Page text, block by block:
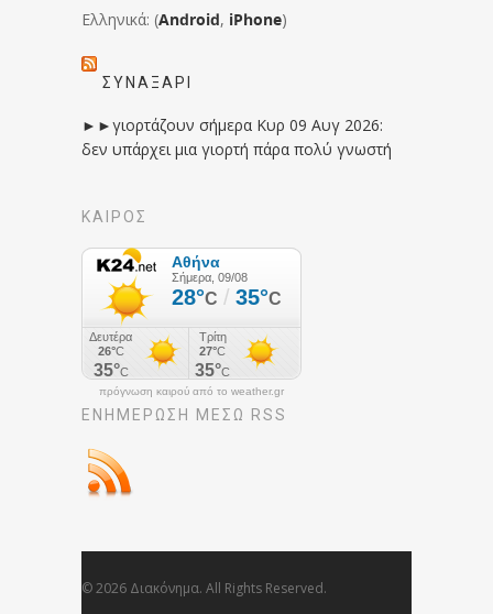
Ελληνικά: (Android, iPhone)
ΣΥΝΑΞΆΡΙ
►►γιορτάζουν σήμερα Κυρ 09 Αυγ 2026:
δεν υπάρχει μια γιορτή πάρα πολύ γνωστή
ΚΑΙΡΟΣ
πρόγνωση καιρού από το weather.gr
ΕΝΗΜΈΡΩΣΉ ΜΕΣΩ RSS
© 2026 Διακόνημα. All Rights Reserved.